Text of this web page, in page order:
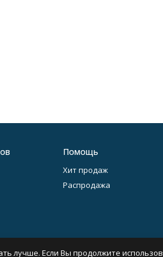
Помощь
Хит продаж
Распродажа
лучше. Если Вы продолжите